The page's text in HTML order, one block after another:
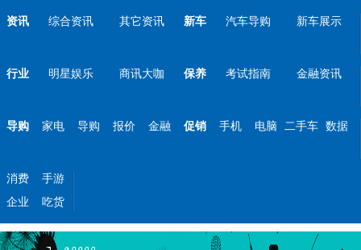
资讯 综合资讯 其它资讯 新车 汽车导购 新车展示
行业 明星娱乐 商讯大咖 保养 考试指南 金融资讯
导购 家电 导购 报价 金融 促销 手机 电脑 二手车 数据
消费
手游
企业
吃货